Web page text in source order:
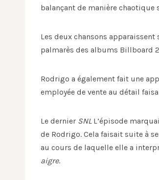
balançant de manière chaotique
Les deux chansons
palmarès des albums Billboard
Rodrigo a également fait une
employée de vente au détail
Le dernier SNLL’épisode
de Rodrigo. Cela faisait suite à
au cours de laquelle elle a
aigre.